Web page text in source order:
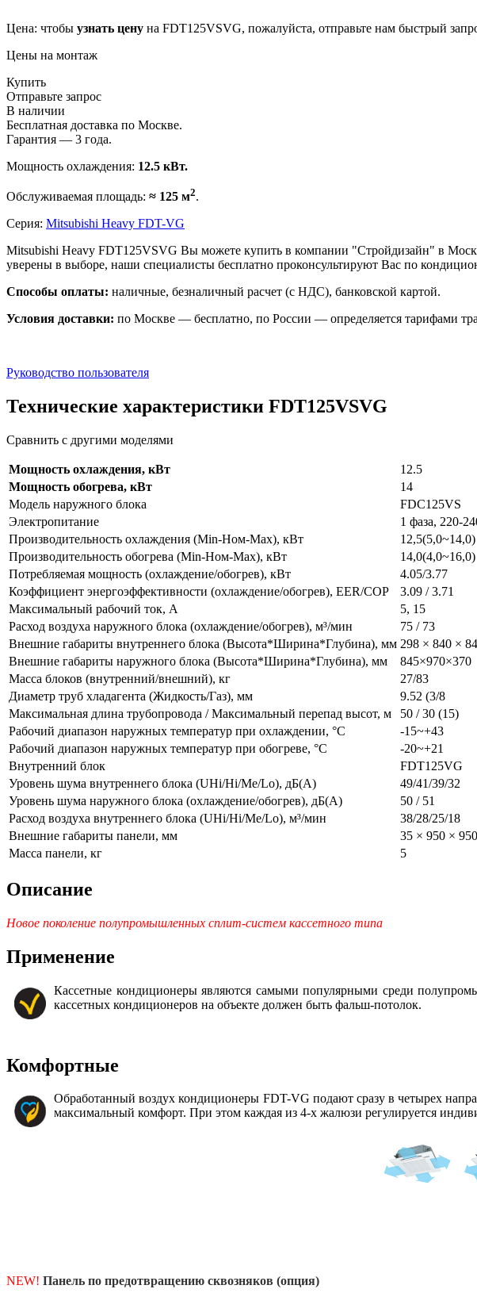
Цена: чтобы узнать цену на FDT125VSVG, пожалуйста, отправьте нам быстрый
Цены на монтаж
Купить
Отправьте запрос
В наличии
Бесплатная доставка по Москве.
Гарантия — 3 года.
Мощность охлаждения: 12.5 кВт.
Обслуживаемая площадь: ≈ 125 м2.
Серия: Mitsubishi Heavy FDT-VG
Mitsubishi Heavy FDT125VSVG Вы можете купить в компании "Стройдизайн" в
уверены в выборе, наши специалисты бесплатно проконсультируют Вас по
Способы оплаты: наличные, безналичный расчет (с НДС), банковской картой.
Условия доставки: по Москве — бесплатно, по России — определяется тарифами
Руководство пользователя
Технические характеристики FDT125VSVG
Сравнить с другими моделями
Мощность охлаждения, кВт
12.5
Мощность обогрева, кВт
14
Модель наружного блока
FDC125VS
Электропитание
1 фаза, 220-
Производительность охлаждения (Min-Ном-Max), кВт
12,5(5,0~14,0)
Производительность обогрева (Min-Ном-Max), кВт
14,0(4,0~16,0)
Потребляемая мощность (охлаждение/обогрев), кВт
4.05/3.77
Коэффициент энергоэффективности (охлаждение/обогрев), EER/COP
3.09 / 3.71
Максимальный рабочий ток, A
5, 15
Расход воздуха наружного блока (охлаждение/обогрев), м³/мин
75 / 73
Внешние габариты внутреннего блока (Высота*Ширина*Глубина), мм 298 × 840 ×
Внешние габариты наружного блока (Высота*Ширина*Глубина), мм
845×970×370
Масса блоков (внутренний/внешний), кг
27/83
Диаметр труб хладагента (Жидкость/Газ), мм
9.52 (3/8
Максимальная длина трубопровода / Максимальный перепад высот, м
50 / 30 (15)
Рабочий диапазон наружных температур при охлаждении, °С
-15~+43
Рабочий диапазон наружных температур при обогреве, °С
-20~+21
Внутренний блок
FDT125VG
Уровень шума внутреннего блока (UHi/Hi/Me/Lo), дБ(А)
49/41/39/32
Уровень шума наружного блока (охлаждение/обогрев), дБ(А)
50 / 51
Расход воздуха внутреннего блока (UHi/Hi/Me/Lo), м³/мин
38/28/25/18
Внешние габариты панели, мм
35 × 950 × 950
Масса панели, кг
5
Описание
Новое поколение полупромышленных сплит-систем кассетного типа
Применение
Кассетные кондиционеры являются самыми популярными среди
кассетных кондиционеров на объекте должен быть фальш-потолок.
Комфортные
Обработанный воздух кондиционеры FDT-VG подают сразу в четырех
максимальный комфорт. При этом каждая из 4-х жалюзи регулируется
NEW! Панель по предотвращению сквозняков (опция)